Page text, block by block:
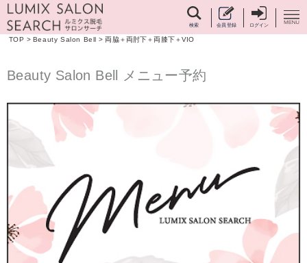
検索 会員登録 ログイン
TOP > Beauty Salon Bell >両脇＋両肘下＋両膝下＋VIO
Beauty Salon Bell メニュー予約